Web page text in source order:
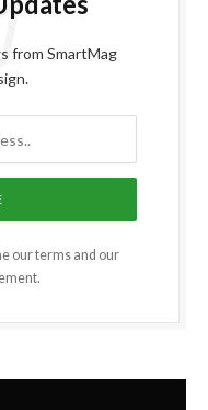
from SmartMag
our terms and our